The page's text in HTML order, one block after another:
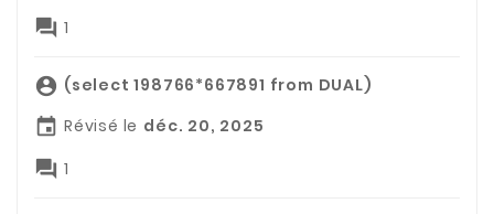
 1
 (select 198766*667891 from DUAL)
 Révisé le déc. 20, 2025
 1